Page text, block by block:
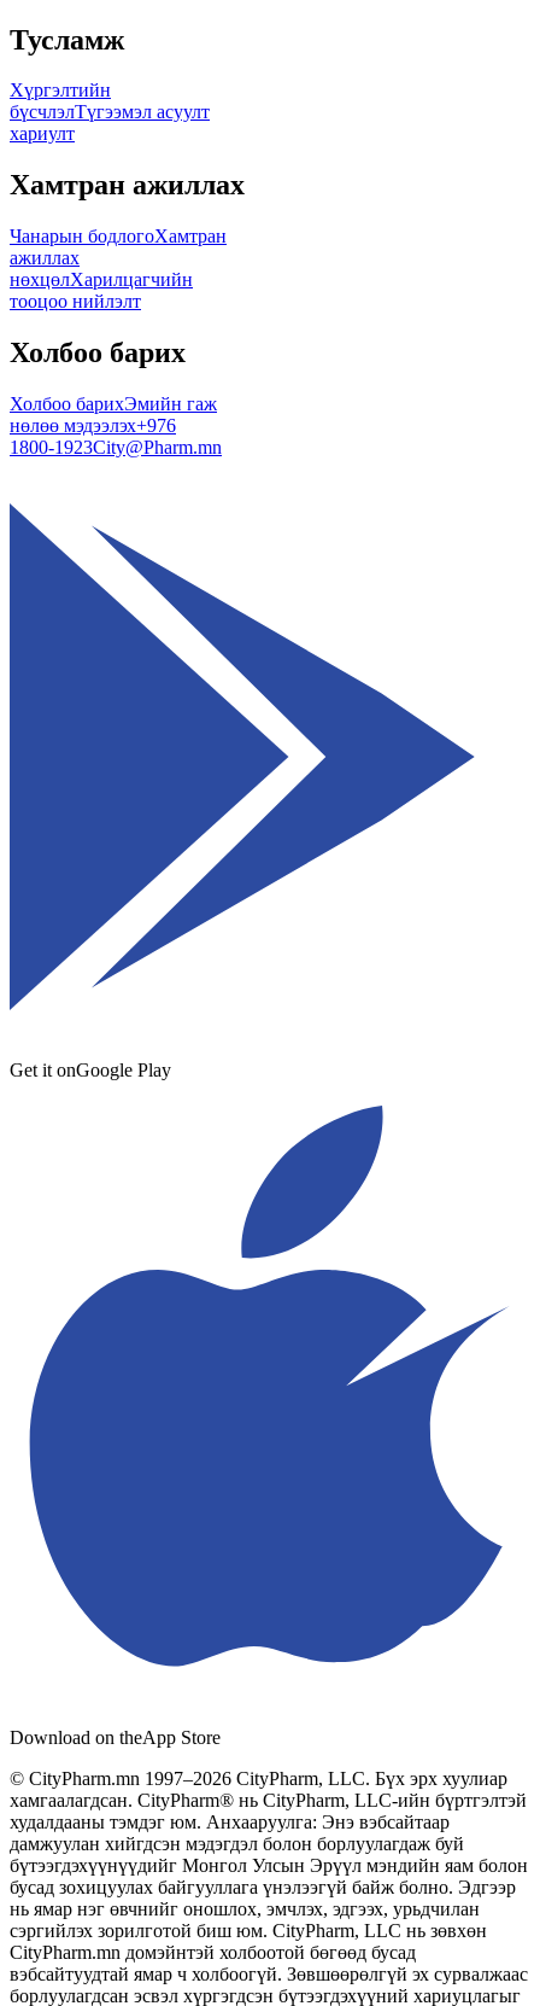
Тусламж
Хүргэлтийн
бүсчлэлТүгээмэл асуулт
хариулт
Хамтран ажиллах
Чанарын бодлогоХамтран
ажиллах
нөхцөлХарилцагчийн
тооцоо нийлэлт
Холбоо барих
Холбоо барихЭмийн гаж
нөлөө мэдээлэх+976
1800-1923City@Pharm.mn
Get it onGoogle Play
Download on theApp Store
© CityPharm.mn 1997–2026 CityPharm, LLC. Бүх эрх хуулиар
хамгаалагдсан. CityPharm® нь CityPharm, LLC-ийн бүртгэлтэй
худалдааны тэмдэг юм. Анхааруулга: Энэ вэбсайтаар
дамжуулан хийгдсэн мэдэгдэл болон борлуулагдаж буй
бүтээгдэхүүнүүдийг Монгол Улсын Эрүүл мэндийн яам болон
бусад зохицуулах байгууллага үнэлээгүй байж болно. Эдгээр
нь ямар нэг өвчнийг оношлох, эмчлэх, эдгээх, урьдчилан
сэргийлэх зорилготой биш юм. CityPharm, LLC нь зөвхөн
CityPharm.mn домэйнтэй холбоотой бөгөөд бусад
вэбсайтуудтай ямар ч холбоогүй. Зөвшөөрөлгүй эх сурвалжаас
борлуулагдсан эсвэл хүргэгдсэн бүтээгдэхүүний хариуцлагыг